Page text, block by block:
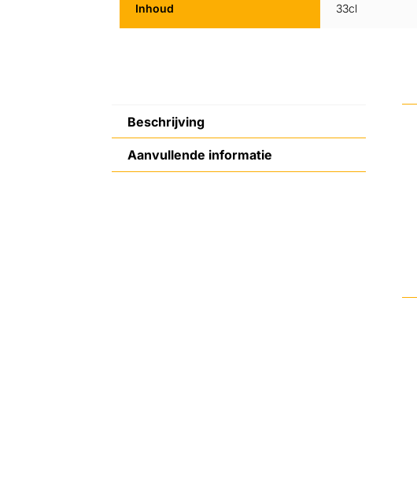
Inhoud 33cl
Beschrijving
Aanvullende informatie